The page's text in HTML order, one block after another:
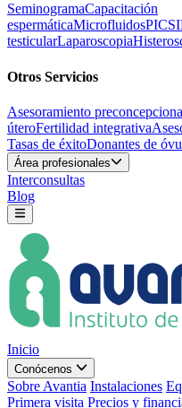
SeminogramaCapacitación
espermáticaMicrofluidosPICSI
testicularLaparoscopia
Otros Servicios
Asesoramiento
úteroFertilidad integrativa
Tasas de éxitoDonantes de
Área profesionales
Interconsultas
Blog
Inicio
Conócenos
Sobre Avantia Instalaciones
Primera visita Precios y